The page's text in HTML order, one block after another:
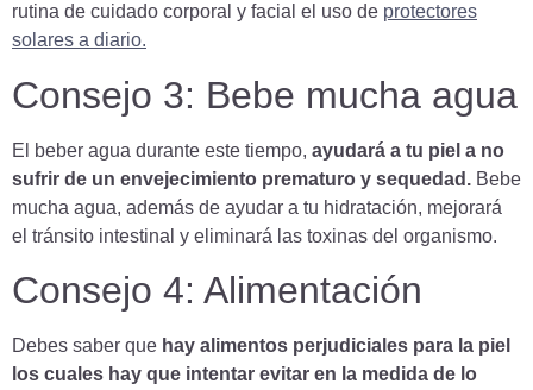
rutina de cuidado corporal y facial el uso de protectores
solares a diario.
Consejo 3: Bebe mucha agua
El beber agua durante este tiempo, ayudará a tu piel a no
sufrir de un envejecimiento prematuro y sequedad. Bebe
mucha agua, además de ayudar a tu hidratación, mejorará
el tránsito intestinal y eliminará las toxinas del organismo.
Consejo 4: Alimentación
Debes saber que hay alimentos perjudiciales para la piel
los cuales hay que intentar evitar en la medida de lo